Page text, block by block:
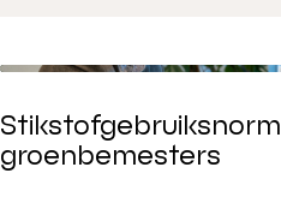
Stikstofgebruiksnorm
groenbemesters